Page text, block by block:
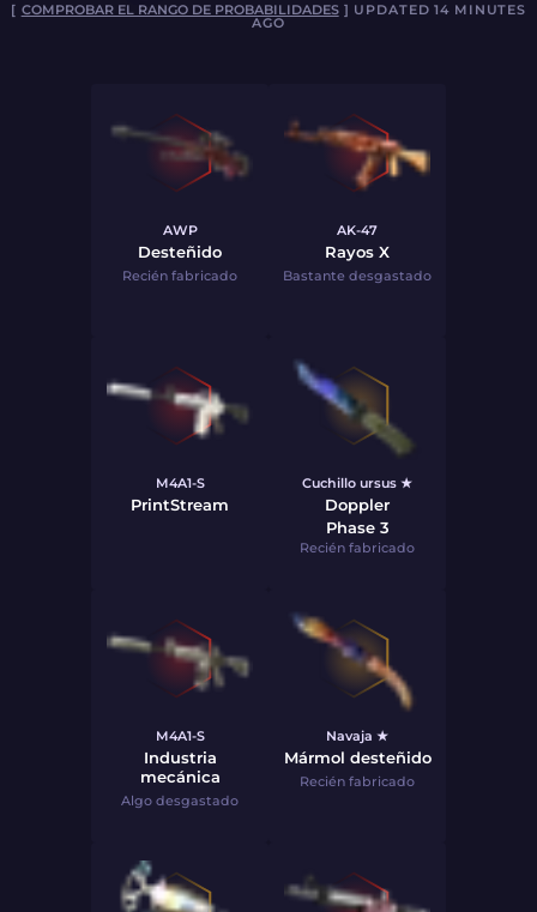
[ COMPROBAR EL RANGO DE PROBABILIDADES] UPDATED 14 MINUTES
AGO
AWP
Desteñido
Recién fabricado
AK-47
Rayos X
Bastante desgastado
M4A1-S
PrintStream
Cuchillo ursus ★
Doppler
Phase 3
Recién fabricado
M4A1-S
Industria
mecánica
Algo desgastado
Navaja ★
Mármol desteñido
Recién fabricado